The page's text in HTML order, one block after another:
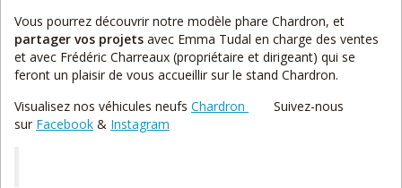
Vous pourrez découvrir notre modèle phare Chardron, et
partager vos projets avec Emma Tudal en charge des ventes
et avec Frédéric Charreaux (propriétaire et dirigeant) qui se
feront un plaisir de vous accueillir sur le stand Chardron.
Visualisez nos véhicules neufs Chardron
Suivez-nous
sur Facebook & Instagram